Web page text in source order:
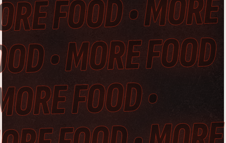
FOOD • MORE
• MORE FOOD
FOOD •